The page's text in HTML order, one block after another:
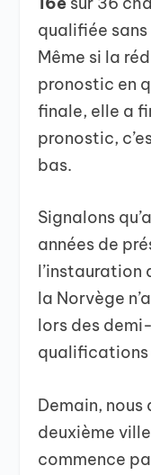
qualifiée
Même si la
pronostic en
finale, elle a
pronostic,
bas.
Signalons
années de
l’instauration
la Norvège
lors des
qualifications
Demain,
deuxième
commence